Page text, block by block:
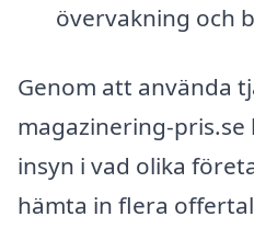
övervakning och
Genom att använda
magazinering-pris.se
insyn i vad olika
hämta in flera